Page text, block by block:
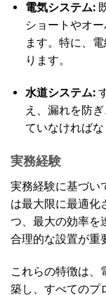
電気システム:
ショートやオ
ます。特に、
ります。
水道システム:
え、漏れを防
ていなければな
実務経験
実務経験に基づい
は最大限に最適化
つ、最大の効率を
合理的な設置が重
これらの特徴は、
築し、すべてのプ